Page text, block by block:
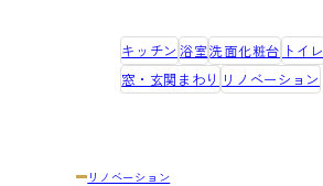
キッチン 浴室洗面化粧台 トイレ
窓・玄関まわり リノベーション
リノベーション